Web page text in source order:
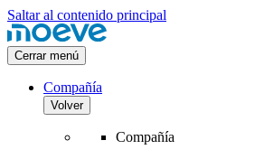
Saltar al contenido principal
Cerrar menú
Compañía
Volver
Compañía